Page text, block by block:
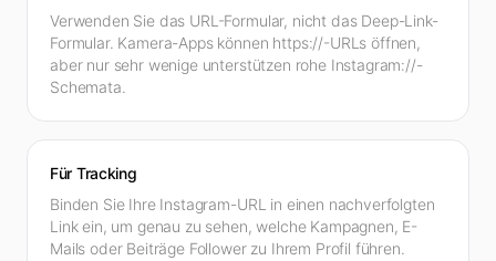
Verwenden Sie das URL-Formular, nicht das Deep-Link-
Formular. Kamera-Apps können https://-URLs öffnen,
aber nur sehr wenige unterstützen rohe Instagram://-
Schemata.
Für Tracking
Binden Sie Ihre Instagram-URL in einen nachverfolgten
Link ein, um genau zu sehen, welche Kampagnen, E-
Mails oder Beiträge Follower zu Ihrem Profil führen.